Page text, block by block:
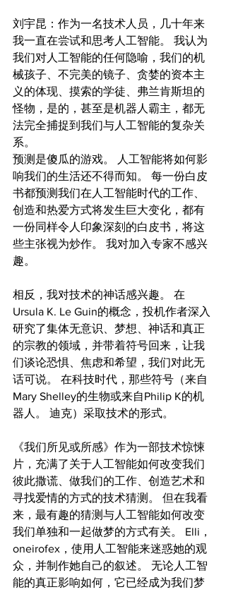
刘宇昆：作为一名技术人员，几十年来
我一直在尝试和思考人工智能。 我认为
我们对人工智能的任何隐喻，我们的机
械孩子、不完美的镜子、贪婪的资本主
义的体现、摸索的学徒、弗兰肯斯坦的
怪物，是的，甚至是机器人霸主，都无
法完全捕捉到我们与人工智能的复杂关
系。
预测是傻瓜的游戏。 人工智能将如何影
响我们的生活还不得而知。 每一份白皮
书都预测我们在人工智能时代的工作、
创造和热爱方式将发生巨大变化，都有
一份同样令人印象深刻的白皮书，将这
些主张视为炒作。 我对加入专家不感兴
趣。
相反，我对技术的神话感兴趣。 在
Ursula K. Le Guin的概念，投机作者深入
研究了集体无意识、梦想、神话和真正
的宗教的领域，并带着符号回来，让我
们谈论恐惧、焦虑和希望，我们对此无
话可说。 在科技时代，那些符号（来自
Mary Shelley的生物或来自Philip K的机
器人。 迪克）采取技术的形式。
《我们所见或所感》作为一部技术惊悚
片，充满了关于人工智能如何改变我们
彼此撒谎、做我们的工作、创造艺术和
寻找爱情的方式的技术猜测。 但在我看
来，最有趣的猜测与人工智能如何改变
我们单独和一起做梦的方式有关。 Elli，
oneirofex，使用人工智能来迷惑她的观
众，并制作她自己的叙述。 无论人工智
能的真正影响如何，它已经成为我们梦